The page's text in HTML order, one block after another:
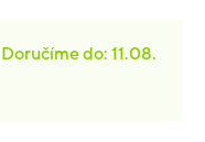
Doručíme do: 11.08.